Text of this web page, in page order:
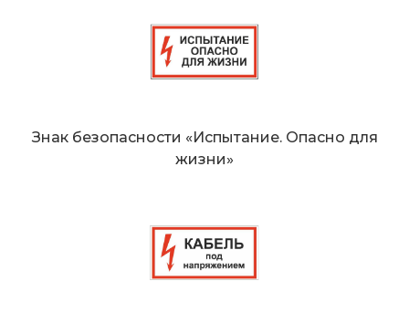
Знак безопасности «Испытание. Опасно для
жизни»